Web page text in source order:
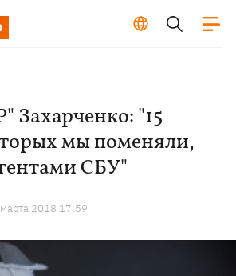
Захарченко: "15
мы поменяли,
СБУ"
2018 17:59